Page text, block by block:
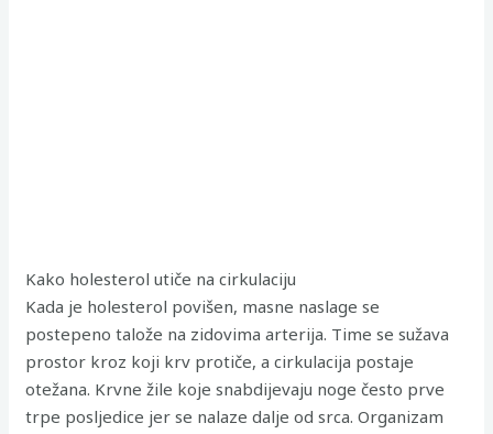
Kako holesterol utiče na cirkulaciju
Kada je holesterol povišen, masne naslage se
postepeno talože na zidovima arterija. Time se sužava
prostor kroz koji krv protiče, a cirkulacija postaje
otežana. Krvne žile koje snabdijevaju noge često prve
trpe posljedice jer se nalaze dalje od srca. Organizam